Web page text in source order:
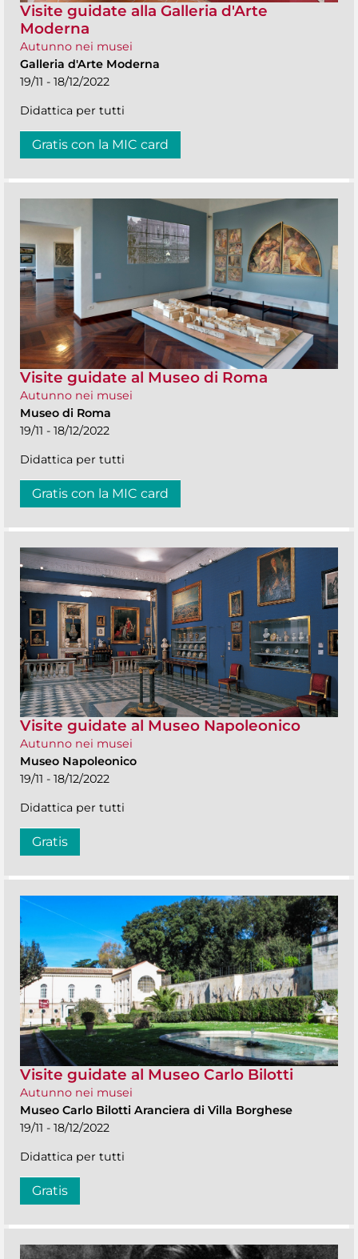
Visite guidate alla Galleria d'Arte
Moderna
Autunno nei musei
Galleria d'Arte Moderna
19/11 - 18/12/2022
Didattica per tutti
Gratis con la MIC card
Visite guidate al Museo di Roma
Autunno nei musei
Museo di Roma
19/11 - 18/12/2022
Didattica per tutti
Gratis con la MIC card
Visite guidate al Museo Napoleonico
Autunno nei musei
Museo Napoleonico
19/11 - 18/12/2022
Didattica per tutti
Gratis
Visite guidate al Museo Carlo Bilotti
Autunno nei musei
Museo Carlo Bilotti Aranciera di Villa Borghese
19/11 - 18/12/2022
Didattica per tutti
Gratis